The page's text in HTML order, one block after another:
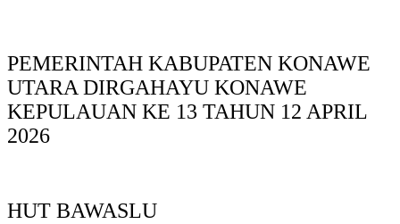
PEMERINTAH KABUPATEN KONAWE
UTARA DIRGAHAYU KONAWE
KEPULAUAN KE 13 TAHUN 12 APRIL
2026
HUT BAWASLU